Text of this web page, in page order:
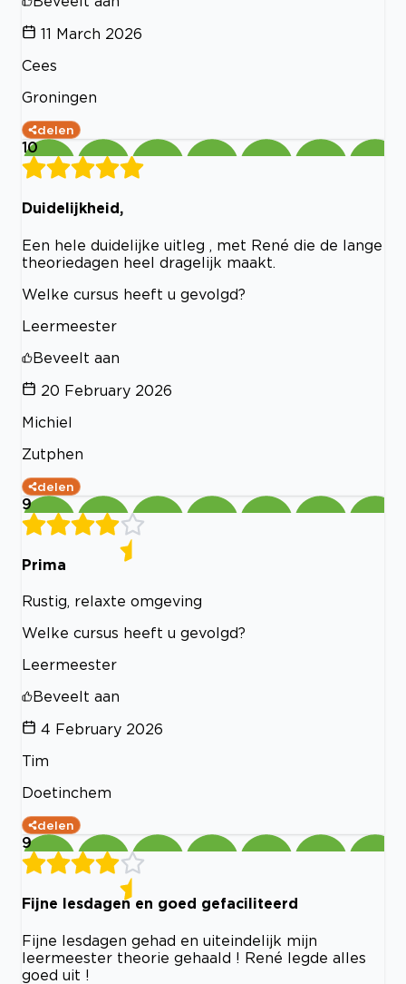
11 March 2026
Cees
Groningen
delen
10
Duidelijkheid,
Een hele duidelijke uitleg , met René die de lange
theoriedagen heel dragelijk maakt.
Welke cursus heeft u gevolgd?
Leermeester
Beveelt aan
20 February 2026
Michiel
Zutphen
delen
9
Prima
Rustig, relaxte omgeving
Welke cursus heeft u gevolgd?
Leermeester
Beveelt aan
4 February 2026
Tim
Doetinchem
delen
9
Fijne lesdagen en goed gefaciliteerd
Fijne lesdagen gehad en uiteindelijk mijn
leermeester theorie gehaald ! René legde alles
goed uit !